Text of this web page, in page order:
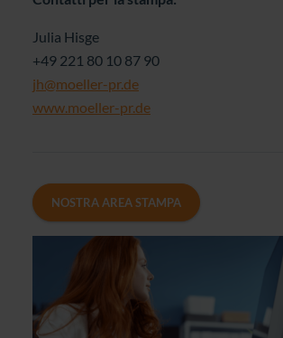
Julia Hisge
+49 221 80 10 87 90
jh@moeller-pr.de
www.moeller-pr.de
NOSTRA AREA STAMPA